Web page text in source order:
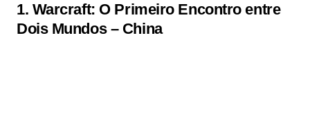
1. Warcraft: O Primeiro Encontro entre
Dois Mundos– China